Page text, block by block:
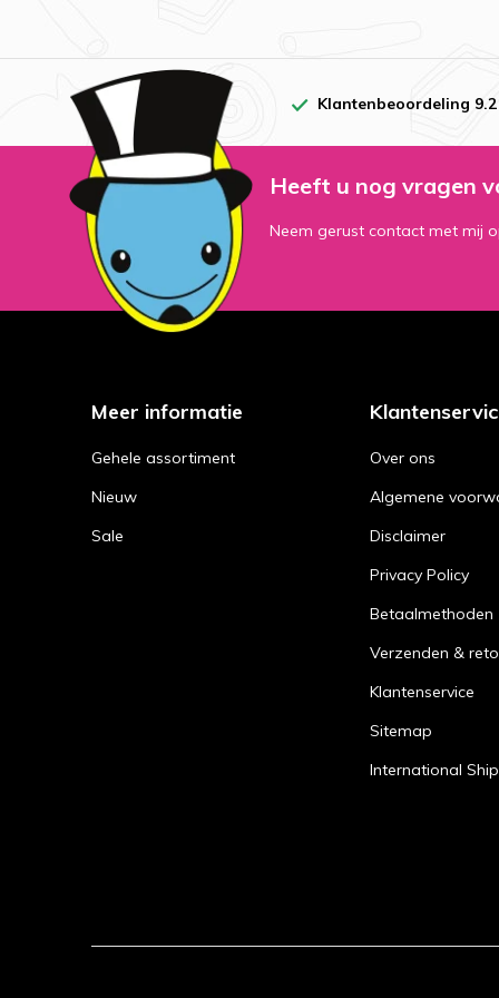
Amerika
Het
soort
normaliter
Dr
een paar
Dr
Word je al
eindelijk
je gek bent
Klantenbeoordeling 9.2
Heeft u nog vragen
Neem gerust contact met mij
Meer informatie
Gehele assortiment
Nieuw
Sale
Over ons
Algemene
Disclaimer
Privacy Policy
Betaalmethoden
Verzenden &
Klantenservice
Sitemap
International